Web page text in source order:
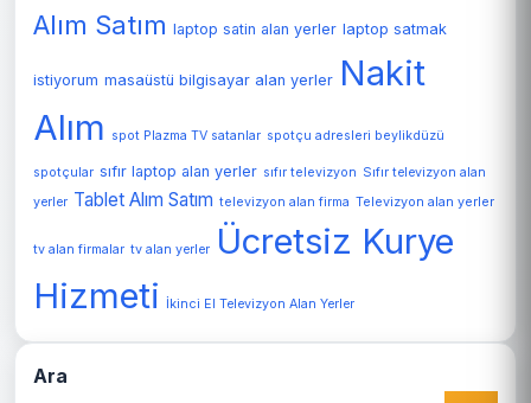
Alım Satım laptop satin alan yerler laptop satmak
istiyorum masaüstü bilgisayar alan yerler Nakit
Alım
spot Plazma TV satanlar spotçu adresleri beylikdüzü
spotçular sıfır laptop alan yerler sıfır televizyon Sıfır televizyon alan
yerler Tablet Alım Satım televizyon alan firma Televizyon alan yerler
tv alan firmalar tv alan yerler
Ücretsiz Kurye
Hizmeti
İkinci El Televizyon Alan Yerler
Ara